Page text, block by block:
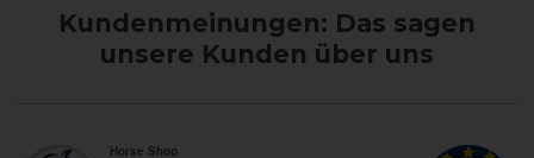
Kundenmeinungen: Das sagen
unsere Kunden über uns